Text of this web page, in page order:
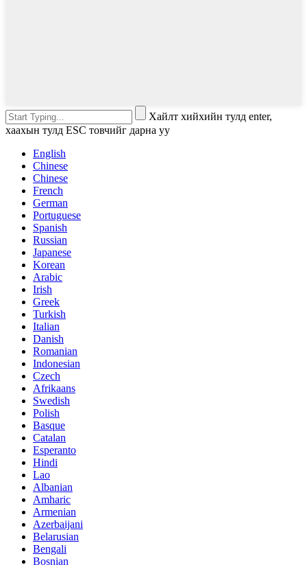
Хайлт хийхийн тулд enter,
хаахын тулд ESC товчийг дарна уу
English
Chinese
Chinese
French
German
Portuguese
Spanish
Russian
Japanese
Korean
Arabic
Irish
Greek
Turkish
Italian
Danish
Romanian
Indonesian
Czech
Afrikaans
Swedish
Polish
Basque
Catalan
Esperanto
Hindi
Lao
Albanian
Amharic
Armenian
Azerbaijani
Belarusian
Bengali
Bosnian